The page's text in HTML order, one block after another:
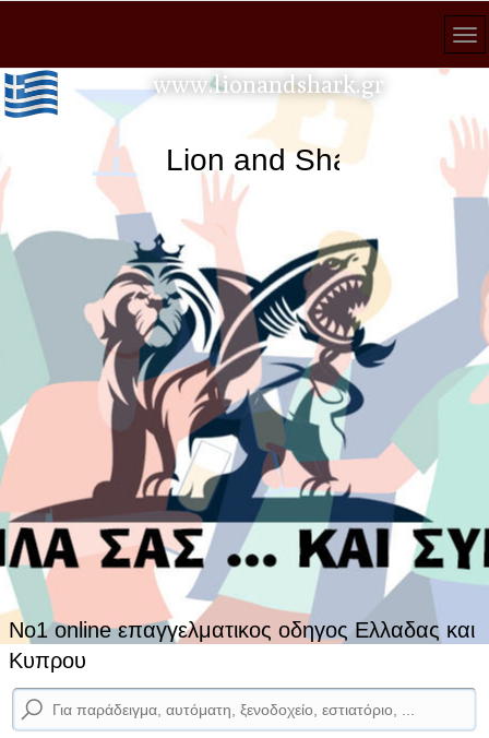
No1 online επαγγελματικος οδηγος Ελλαδας και
Κυπρου
www.lionandshark.gr
Lion and Shark κάθε